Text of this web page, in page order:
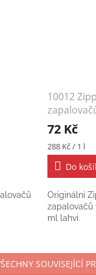
10012
72 Kč
Měrná
cena:
288 Kč / 1 l
Do
Originální
zapalovačů
ml lahvi.
SOUVISEJÍCÍ